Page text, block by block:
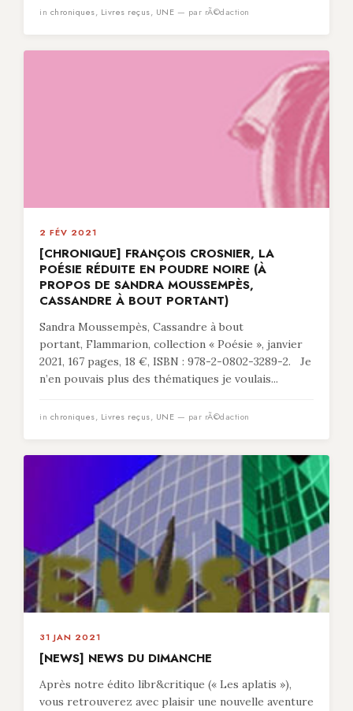
in chroniques, Livres reçus, UNE — par rÃ©daction
2 FÉV 2021
[CHRONIQUE] FRANÇOIS CROSNIER, LA
POÉSIE RÉDUITE EN POUDRE NOIRE (À
PROPOS DE SANDRA MOUSSEMPÈS,
CASSANDRE À BOUT PORTANT)
Sandra Moussempès, Cassandre à bout
portant, Flammarion, collection « Poésie », janvier
2021, 167 pages, 18 €, ISBN : 978-2-0802-3289-2. Je
n’en pouvais plus des thématiques je voulais...
in chroniques, Livres reçus, UNE — par rÃ©daction
31 JAN 2021
[NEWS] NEWS DU DIMANCHE
Après notre édito libr&critique (« Les aplatis »),
vous retrouverez avec plaisir une nouvelle aventure